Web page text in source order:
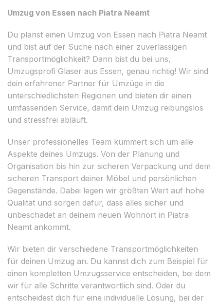
Umzug von Essen nach Piatra Neamt
Du planst einen Umzug von Essen nach Piatra Neamt
und bist auf der Suche nach einer zuverlässigen
Transportmöglichkeit? Dann bist du bei uns,
Umzugsprofi Glaser aus Essen, genau richtig! Wir sind
dein erfahrener Partner für Umzüge in die
unterschiedlichsten Regionen und bieten dir einen
umfassenden Service, damit dein Umzug reibungslos
und stressfrei abläuft.
Unser professionelles Team kümmert sich um alle
Aspekte deines Umzugs. Von der Planung und
Organisation bis hin zur sicheren Verpackung und dem
sicheren Transport deiner Möbel und persönlichen
Gegenstände. Dabei legen wir größten Wert auf hohe
Qualität und sorgen dafür, dass alles sicher und
unbeschadet an deinem neuen Wohnort in Piatra
Neamt ankommt.
Wir bieten dir verschiedene Transportmöglichkeiten
für deinen Umzug an. Du kannst dich zum Beispiel für
einen kompletten Umzugsservice entscheiden, bei dem
wir für alle Schritte verantwortlich sind. Oder du
entscheidest dich für eine individuelle Lösung, bei der